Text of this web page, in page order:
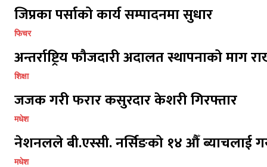
जिप्रका पर्साको कार्य सम्पादनमा सुधार
फिचर
अन्तर्राष्ट्रिय फौजदारी अदालत स्थापनाको माग
शिक्षा
जजक गरी फरार कसुरदार केशरी गिरफ्तार
मधेश
नेशनलले बी.एस्सी. नर्सिङको १४ औँ ब्याचलाई
मधेश